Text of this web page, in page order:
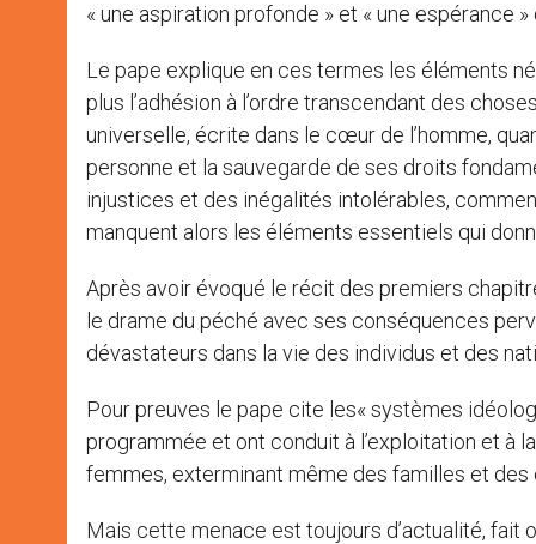
« une aspiration profonde » et « une espérance
Le pape explique en ces termes les éléments
plus l’adhésion à l’ordre transcendant des
universelle, écrite dans le cœur de l’homme,
personne et la sauvegarde de ses droits
injustices et des inégalités intolérables,
manquent alors les éléments essentiels qui
Après avoir évoqué le récit des premiers
le drame du péché avec ses conséquences
dévastateurs dans la vie des individus et des
Pour preuves le pape cite les« systèmes
programmée et ont conduit à l’exploitation et à
femmes, exterminant même des familles et des
Mais cette menace est toujours d’actualité, fait